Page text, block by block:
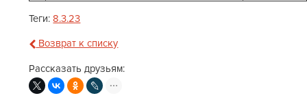
Теги:8.3.23
Возврат к списку
Рассказать друзьям: